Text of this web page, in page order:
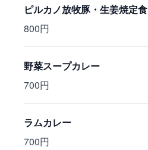
ピルカノ放牧豚・生姜焼定食
800円
野菜スープカレー
700円
ラムカレー
700円